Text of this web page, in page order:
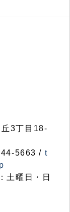
3丁目18-
5663 / t
土曜日・日